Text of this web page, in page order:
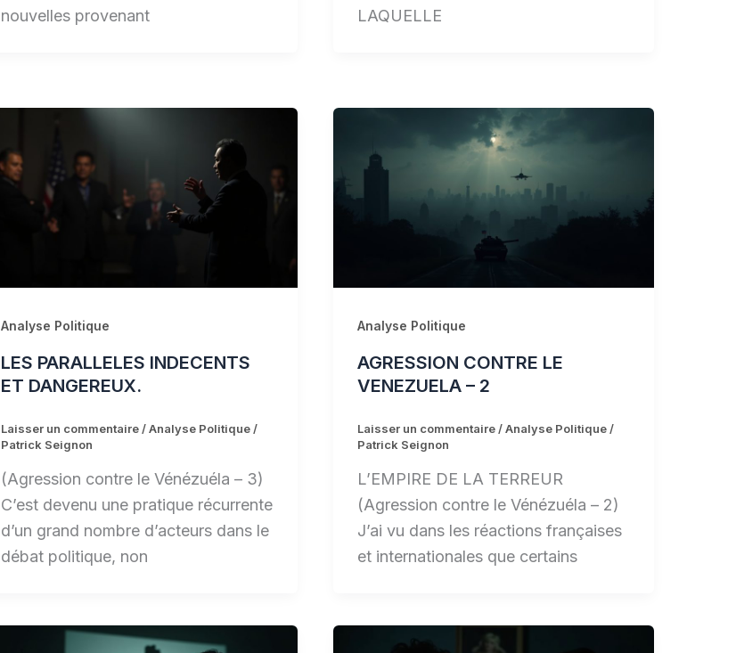
nouvelles provenant
LAQUELLE
Analyse Politique
LES PARALLELES INDECENTS
ET DANGEREUX.
Laisser un commentaire /Analyse Politique/
Patrick Seignon
(Agression contre le Vénézuéla – 3)
C’est devenu une pratique récurrente
d’un grand nombre d’acteurs dans le
débat politique, non
Analyse Politique
AGRESSION CONTRE LE
VENEZUELA – 2
Laisser un commentaire /Analyse Politique/
Patrick Seignon
L’EMPIRE DE LA TERREUR
(Agression contre le Vénézuéla – 2)
J’ai vu dans les réactions françaises
et internationales que certains